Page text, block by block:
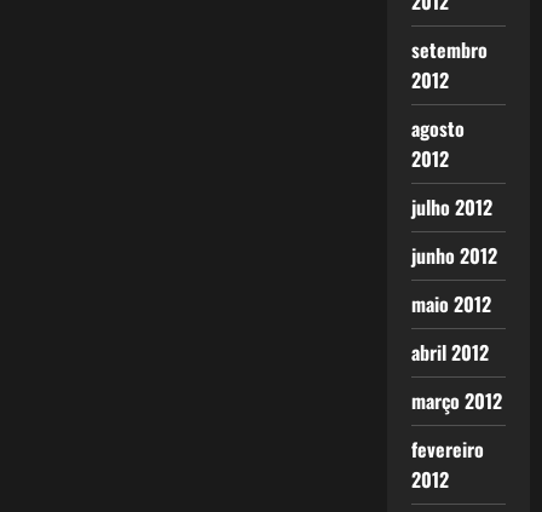
setembro
2012
agosto
2012
julho 2012
junho 2012
maio 2012
abril 2012
março 2012
fevereiro
2012